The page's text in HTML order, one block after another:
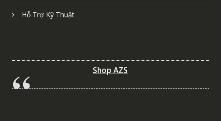
Hỗ Trợ Kỹ Thuật
Shop AZS